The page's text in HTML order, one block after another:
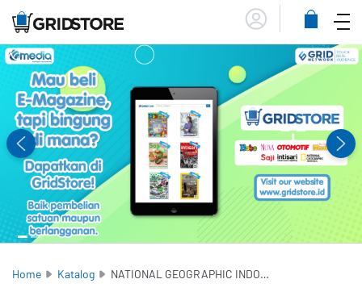
Lihat
Menu
Home Katalog NATIONAL GEOGRAPHIC INDONESIA